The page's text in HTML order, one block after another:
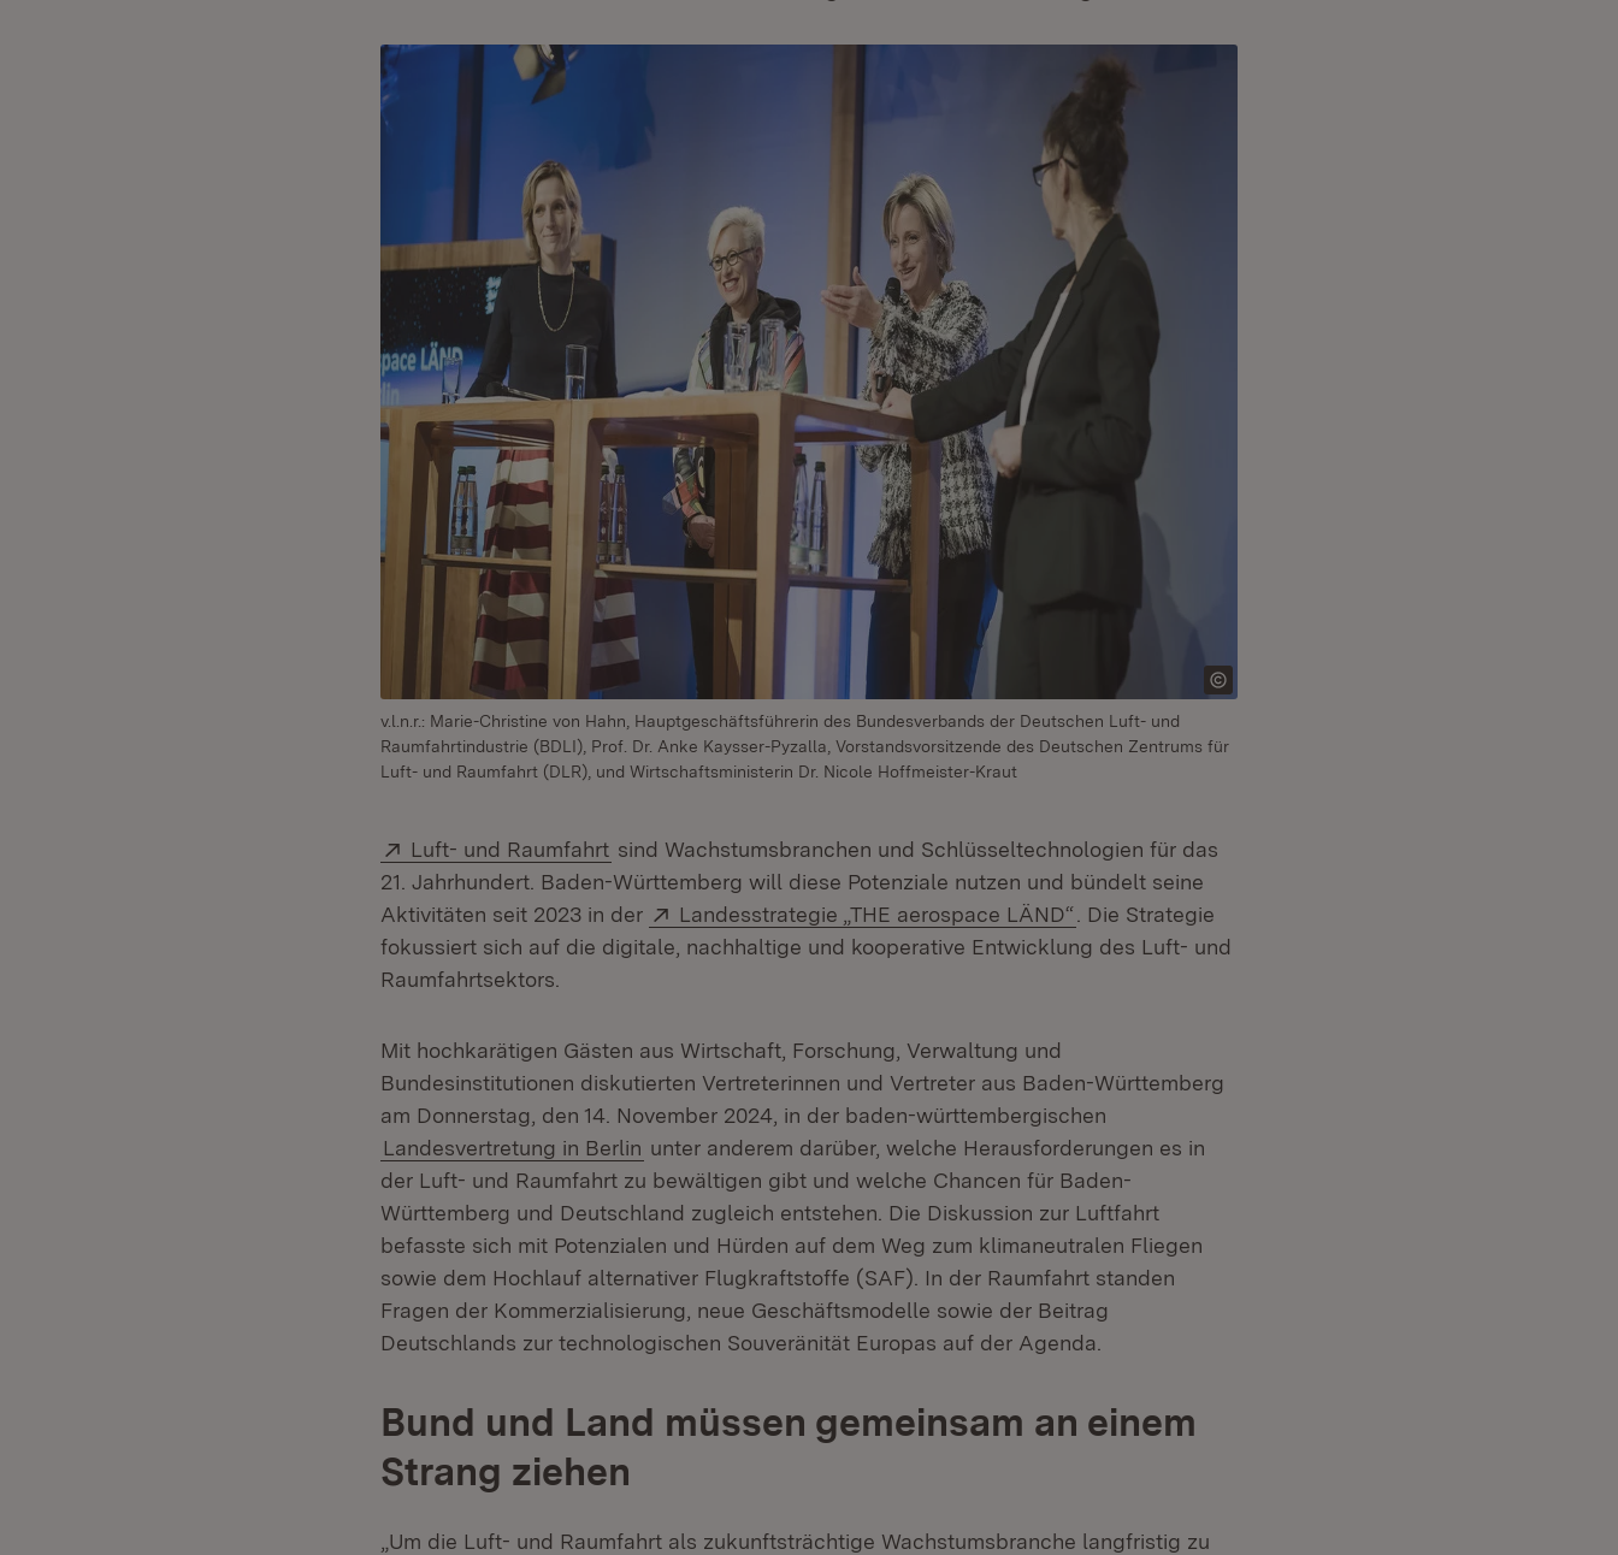
v.l.n.r.: Marie-Christine von Hahn, Hauptgeschäftsführerin des Bundesverbands der Deutschen Luft- und
Raumfahrtindustrie (BDLI), Prof. Dr. Anke Kaysser-Pyzalla, Vorstandsvorsitzende des Deutschen Zentrums für
Luft- und Raumfahrt (DLR), und Wirtschaftsministerin Dr. Nicole Hoffmeister-Kraut
Extern:
Luft- und Raumfahrt (Öffnet in neuem Fenster)
sind Wachstumsbranchen und Schlüsseltechnologien für das
21. Jahrhundert. Baden-Württemberg will diese Potenziale nutzen und bündelt seine
Aktivitäten seit 2023 in der
Extern:
Landesstrategie „THE aerospace LÄND“ (Öffnet in neuem Fenster)
. Die Strategie
fokussiert sich auf die digitale, nachhaltige und kooperative Entwicklung des Luft- und
Raumfahrtsektors.
Mit hochkarätigen Gästen aus Wirtschaft, Forschung, Verwaltung und
Bundesinstitutionen diskutierten Vertreterinnen und Vertreter aus Baden-Württemberg
am Donnerstag, den 14. November 2024, in der baden-württembergischen
Landesvertretung in Berlin unter anderem darüber, welche Herausforderungen es in
der Luft- und Raumfahrt zu bewältigen gibt und welche Chancen für Baden-
Württemberg und Deutschland zugleich entstehen. Die Diskussion zur Luftfahrt
befasste sich mit Potenzialen und Hürden auf dem Weg zum klimaneutralen Fliegen
sowie dem Hochlauf alternativer Flugkraftstoffe (SAF). In der Raumfahrt standen
Fragen der Kommerzialisierung, neue Geschäftsmodelle sowie der Beitrag
Deutschlands zur technologischen Souveränität Europas auf der Agenda.
Bund und Land müssen gemeinsam an einem
Strang ziehen
„Um die Luft- und Raumfahrt als zukunftsträchtige Wachstumsbranche langfristig zu